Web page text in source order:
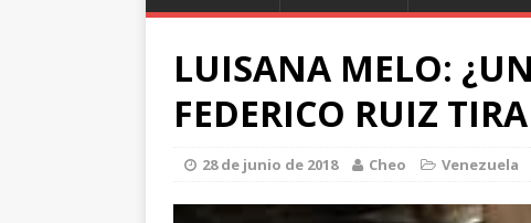
LUISANA MELO:
FEDERICO RUIZ
28 de junio de 2018 Cheo Venezuela